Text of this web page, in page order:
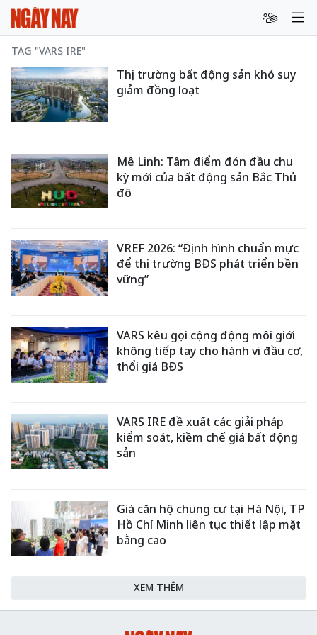
TAG "VARS IRE"
Thị trường bất động sản khó suy
giảm đồng loạt
Mê Linh: Tâm điểm đón đầu chu
kỳ mới của bất động sản Bắc Thủ
đô
VREF 2026: “Định hình chuẩn mực
để thị trường BĐS phát triển bền
vững”
VARS kêu gọi cộng động môi giới
không tiếp tay cho hành vi đầu cơ,
thổi giá BĐS
VARS IRE đề xuất các giải pháp
kiểm soát, kiềm chế giá bất động
sản
Giá căn hộ chung cư tại Hà Nội, TP
Hồ Chí Minh liên tục thiết lập mặt
bằng cao
XEM THÊM